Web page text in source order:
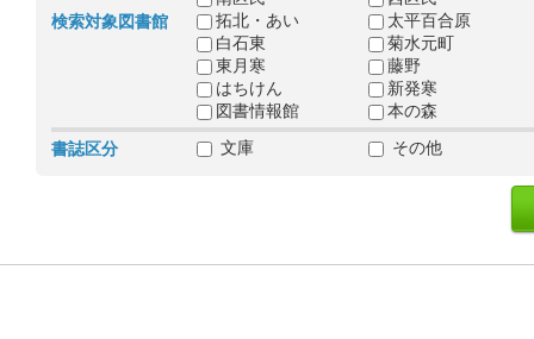
検索対象図書館
拓北・あい
太平百合原
白石東
菊水元町
東月寒
藤野
はちけん
新発寒
図書情報館
本の森
書誌区分
文庫 その他